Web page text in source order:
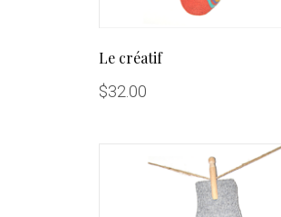
Le créatif
$32.00